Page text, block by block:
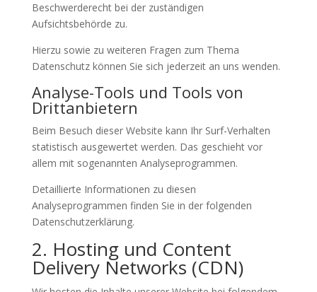
Beschwerderecht bei der zuständigen
Aufsichtsbehörde zu.
Hierzu sowie zu weiteren Fragen zum Thema
Datenschutz können Sie sich jederzeit an uns wenden.
Analyse-Tools und Tools von
Dritt­anbietern
Beim Besuch dieser Website kann Ihr Surf-Verhalten
statistisch ausgewertet werden. Das geschieht vor
allem mit sogenannten Analyseprogrammen.
Detaillierte Informationen zu diesen
Analyseprogrammen finden Sie in der folgenden
Datenschutzerklärung.
2. Hosting und Content
Delivery Networks (CDN)